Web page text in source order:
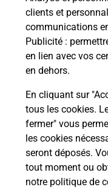
clients et
communications
Publicité :
en lien avec vos
en dehors.
En cliquant sur
tous les cookies.
fermer" vous
les cookies
seront déposés.
tout moment ou
notre politique de
En savoir plus
CONSIGNE PICKUP LA